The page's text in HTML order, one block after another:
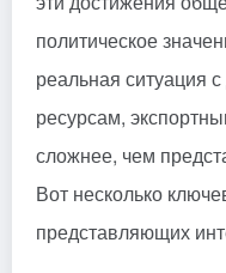
политическое
реальная ситуация
ресурсам,
сложнее, чем
Вот несколько
представляющих